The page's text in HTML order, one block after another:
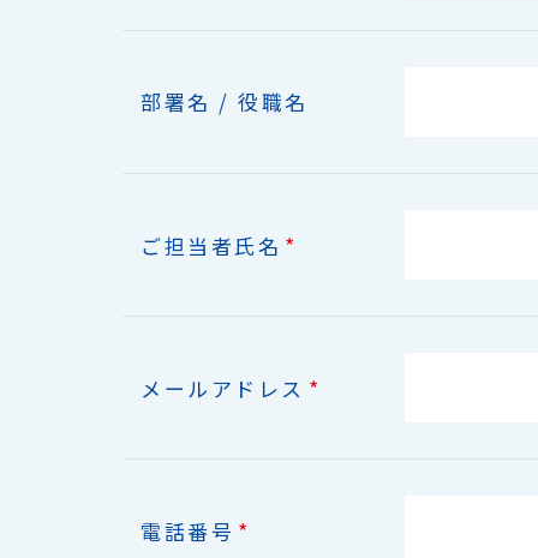
部署名 / 役職名
ご担当者氏名 *
メールアドレス *
電話番号 *